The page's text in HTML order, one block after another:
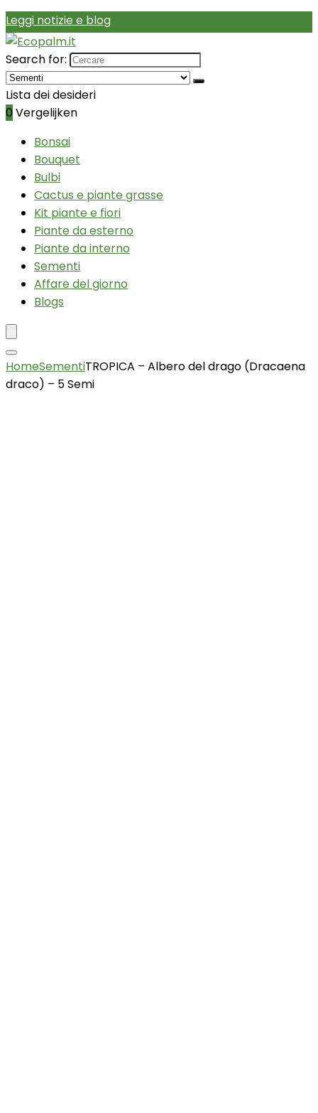
Leggi notizie e blog
Search for:
Lista dei desideri
0 Vergelijken
Bonsai
Bouquet
Bulbi
Cactus e piante grasse
Kit piante e fiori
Piante da esterno
Piante da interno
Sementi
Affare del giorno
Blogs
HomeSementiTROPICA – Albero del drago (Dracaena
draco) – 5 Semi